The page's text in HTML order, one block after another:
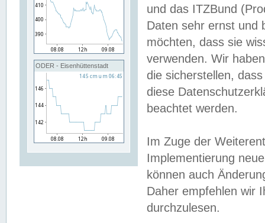
ODER - Eisenhüttenstadt
und das ITZBund
Daten sehr ernst und
möchten, dass sie
verwenden. Wir
die sicherstellen,
diese
beachtet werden.
Im Zuge der
Implementierung
können auch
Daher empfehlen wir
durchzulesen.